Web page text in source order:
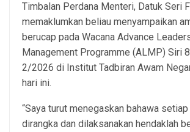
Timbalan Perdana Menteri, Datuk Seri
memaklumkan beliau menyampaikan
berucap pada Wacana Advance
Management Programme (ALMP) Siri
2/2026 di Institut Tadbiran Awam
hari ini.
“Saya turut menegaskan bahawa
dirangka dan dilaksanakan hendaklah